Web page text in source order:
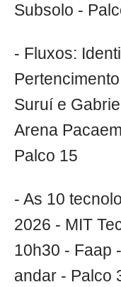
Subsolo -
- Fluxos:
Suruí e
Arena
Palco 15
- As 10
2026 - MIT
10h30 - Faap
andar - Palco